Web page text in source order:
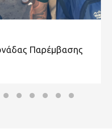
Παρέμβασης